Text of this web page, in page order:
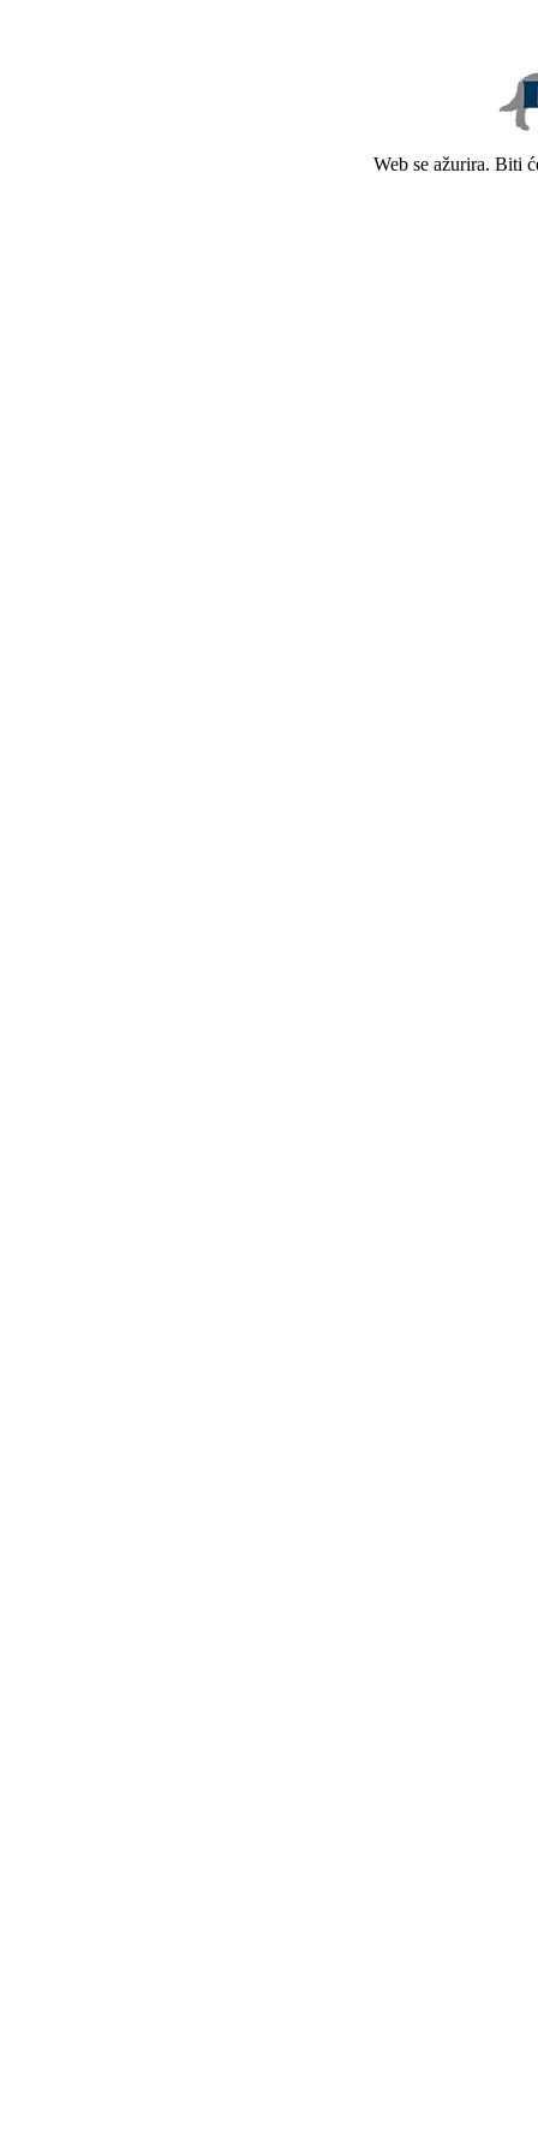
Web se ažurira. Biti